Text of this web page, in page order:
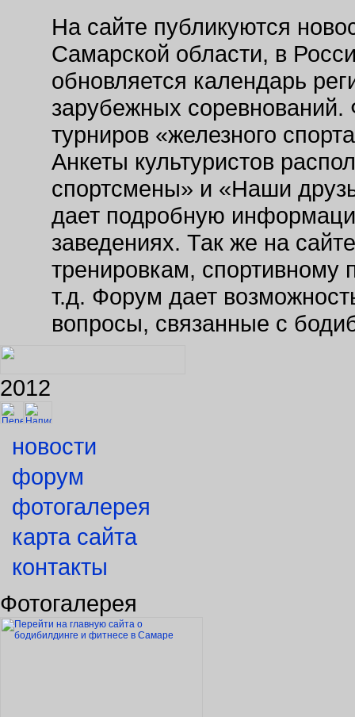
На сайте публикуются
Самарской области, в
обновляется календарь
зарубежных соревнований.
турниров «железного
Анкеты культуристов
спортсмены» и «Наши
дает подробную
заведениях. Так же на
тренировкам, спортивному
т.д. Форум дает
вопросы, связанные с
2012
форум
фотогалерея
карта сайта
контакты
Фотогалерея